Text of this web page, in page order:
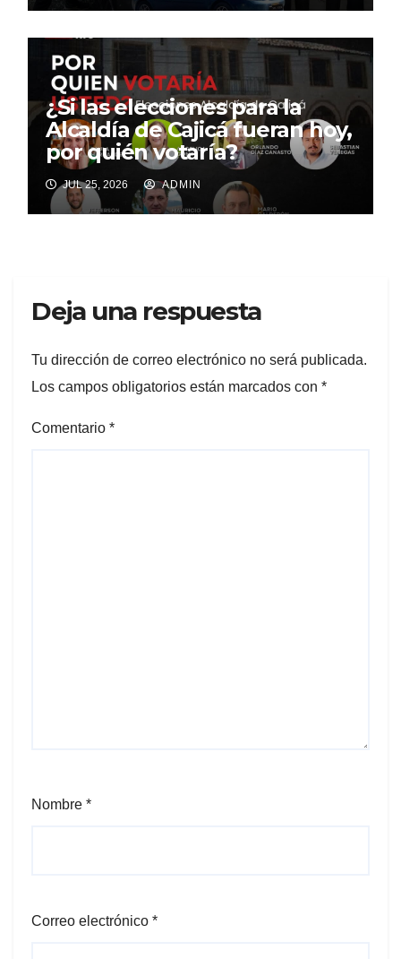
¿Si las elecciones para la
Alcaldía de Cajicá fueran hoy,
por quién votaría?
JUL 25, 2026 ADMIN
Deja una respuesta
Tu dirección de correo electrónico no será publicada.
Los campos obligatorios están marcados con *
Comentario *
Nombre *
Correo electrónico *